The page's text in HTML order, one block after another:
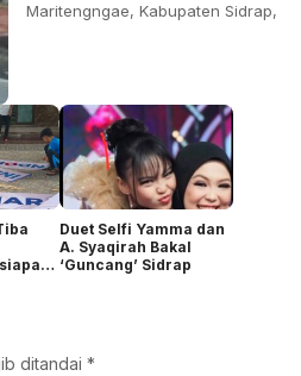
Maritengngae, Kabupaten Sidrap,
Duet Selfi Yamma dan
A. Syaqirah Bakal
‘Guncang’ Sidrap
ditandai *